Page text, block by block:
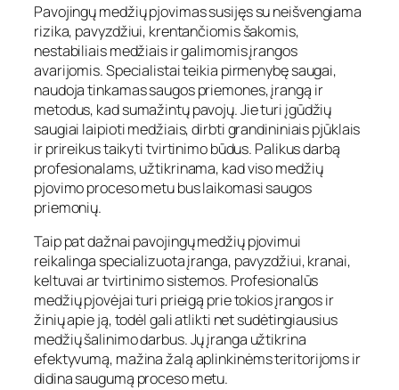
Pavojingų medžių pjovimas susijęs su neišvengiama
rizika, pavyzdžiui, krentančiomis šakomis,
nestabiliais medžiais ir galimomis įrangos
avarijomis. Specialistai teikia pirmenybę saugai,
naudoja tinkamas saugos priemones, įrangą ir
metodus, kad sumažintų pavojų. Jie turi įgūdžių
saugiai laipioti medžiais, dirbti grandininiais pjūklais
ir prireikus taikyti tvirtinimo būdus. Palikus darbą
profesionalams, užtikrinama, kad viso medžių
pjovimo proceso metu bus laikomasi saugos
priemonių.
Taip pat dažnai pavojingų medžių pjovimui
reikalinga specializuota įranga, pavyzdžiui, kranai,
keltuvai ar tvirtinimo sistemos. Profesionalūs
medžių pjovėjai turi prieigą prie tokios įrangos ir
žinių apie ją, todėl gali atlikti net sudėtingiausius
medžių šalinimo darbus. Jų įranga užtikrina
efektyvumą, mažina žalą aplinkinėms teritorijoms ir
didina saugumą proceso metu.